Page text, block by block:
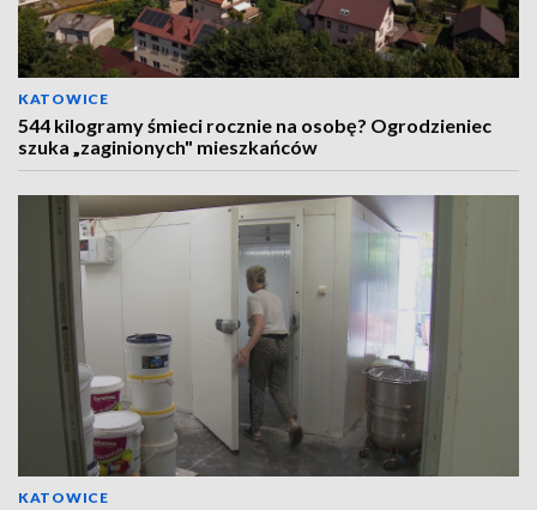
KATOWICE
544 kilogramy śmieci rocznie na osobę? Ogrodzieniec
szuka „zaginionych" mieszkańców
KATOWICE